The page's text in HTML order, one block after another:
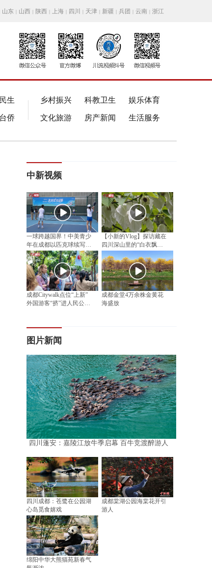
山东 | 山西 | 陕西 | 上海 | 四川 | 天津 | 新疆 | 兵团 | 云南 | 浙江
生
侨
乡村振兴 科教卫生 娱乐体育
文化旅游 房产新闻 生活服务
中新视频
一球跨越国界！中美青少
年在成都以匹克球续写民
间友好
【小新的Vlog】探访藏在
四川深山里的“白衣飘飘”
成都Citywalk点位“上新”
外国游客“挤”进人民公园
成都金堂4万余株金黄花
海盛放
图片新闻
四川蓬安：嘉陵江放牛季启幕 百牛竞渡醉游人
四川成都：苍鹭在公园湖
心岛觅食嬉戏
成都棠湖公园海棠花开引
游人
绵阳中华大熊猫苑新春气